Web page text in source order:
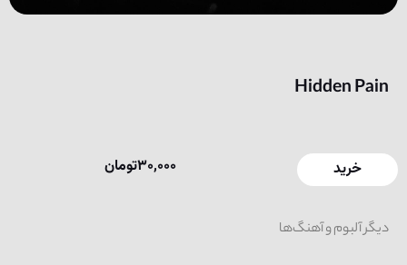
Hidden Pain
خرید 30,000تومان
دیگر آلبوم و آهنگ‌ها